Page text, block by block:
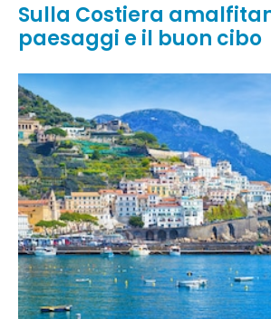
Sulla Costiera
paesaggi e il buon cibo